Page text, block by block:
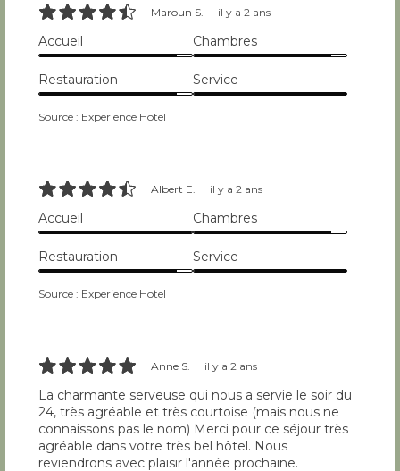
9/10 Maroun S. il y a 2 ans
Accueil
Chambres
Restauration
Service
Source : Experience Hotel
9/10 Albert E. il y a 2 ans
Accueil
Chambres
Restauration
Service
Source : Experience Hotel
10/10 Anne S. il y a 2 ans
La charmante serveuse qui nous a servie le soir du
24, très agréable et très courtoise (mais nous ne
connaissons pas le nom) Merci pour ce séjour très
agréable dans votre très bel hôtel. Nous
reviendrons avec plaisir l'année prochaine.